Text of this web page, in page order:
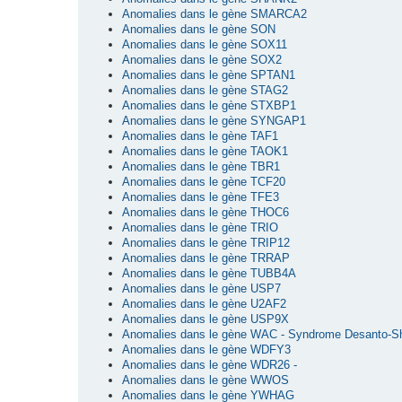
Anomalies dans le gène SMARCA2
Anomalies dans le gène SON
Anomalies dans le gène SOX11
Anomalies dans le gène SOX2
Anomalies dans le gène SPTAN1
Anomalies dans le gène STAG2
Anomalies dans le gène STXBP1
Anomalies dans le gène SYNGAP1
Anomalies dans le gène TAF1
Anomalies dans le gène TAOK1
Anomalies dans le gène TBR1
Anomalies dans le gène TCF20
Anomalies dans le gène TFE3
Anomalies dans le gène THOC6
Anomalies dans le gène TRIO
Anomalies dans le gène TRIP12
Anomalies dans le gène TRRAP
Anomalies dans le gène TUBB4A
Anomalies dans le gène USP7
Anomalies dans le gène U2AF2
Anomalies dans le gène USP9X
Anomalies dans le gène WAC - Syndrome Desanto-
Anomalies dans le gène WDFY3
Anomalies dans le gène WDR26 -
Anomalies dans le gène WWOS
Anomalies dans le gène YWHAG